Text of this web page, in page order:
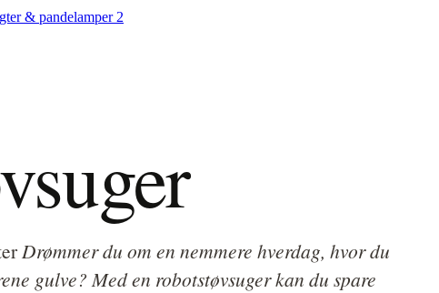
& pandelamper 2
Drømmer du om en nemmere hverdag, hvor du
gulve? Med en robotstøvsuger kan du spare